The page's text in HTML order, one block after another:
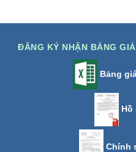
ĐĂNG KÝ NHẬN BẢNG
Bảng
Hồ
Chính